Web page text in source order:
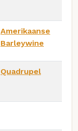
Amerikaanse
Barleywine
Quadrupel